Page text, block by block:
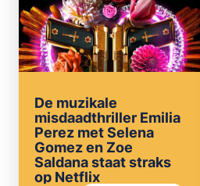
De muzikale
misdaadthriller Emilia
Perez met Selena
Gomez en Zoe
Saldana staat straks
op Netflix